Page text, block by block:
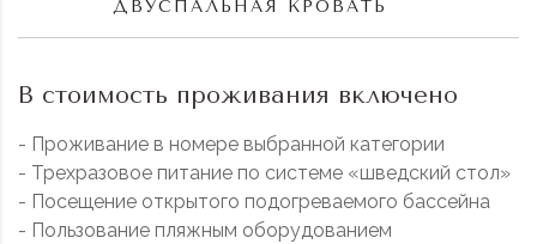
ДВУСПАЛЬНАЯ КРОВАТЬ
В стоимость проживания включено
- Проживание в номере выбранной категории
- Трехразовое питание по системе «шведский стол»
- Посещение открытого подогреваемого бассейна
- Пользование пляжным оборудованием